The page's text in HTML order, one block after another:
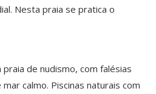
Nesta praia se pratica o
de nudismo, com falésias
calmo. Piscinas naturais com